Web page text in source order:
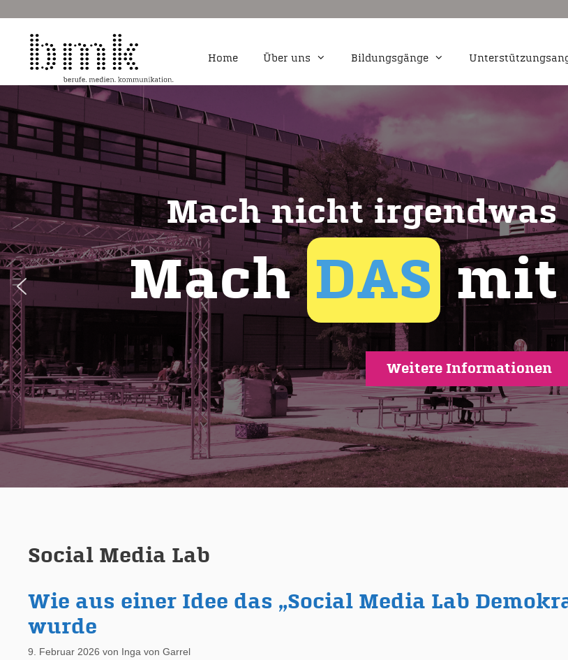
Home Über uns Bildungsgänge
Fachangestellte für Markt- und
Sozialforschung
Fotograf/-in
Kauffrau/-mann für audiovisuelle Medien
Kauffrau/-mann und Servicefachkraft für
Dialogmarketing
Kaufmann/ -frau für
Marketingkommunikation
Mediengestalter/-in Digital- und Print
Medienkaufleute Digital und Print
Studium BWL – Marketing und
Kommunikationswirtschaft
Kaufmännische
Medienwirtschaft und
Webdesign
Mach nicht irgendwas
MachDASmit
Weitere Informationen
Social Media Lab
Wie aus einer Idee das „Social Media Lab
wurde
9. Februar 2026 von Inga von Garrel